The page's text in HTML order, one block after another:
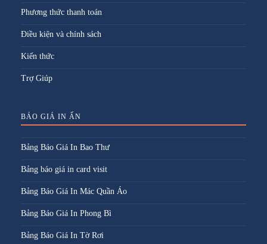
Phương thức thanh toán
Điều kiện và chính sách
Kiến thức
Trợ Giúp
BÁO GIÁ IN ẤN
Bảng Báo Giá In Bao Thư
Bảng báo giá in card visit
Bảng Báo Giá In Mác Quần Áo
Bảng Báo Giá In Phong Bì
Bảng Báo Giá In Tờ Rơi